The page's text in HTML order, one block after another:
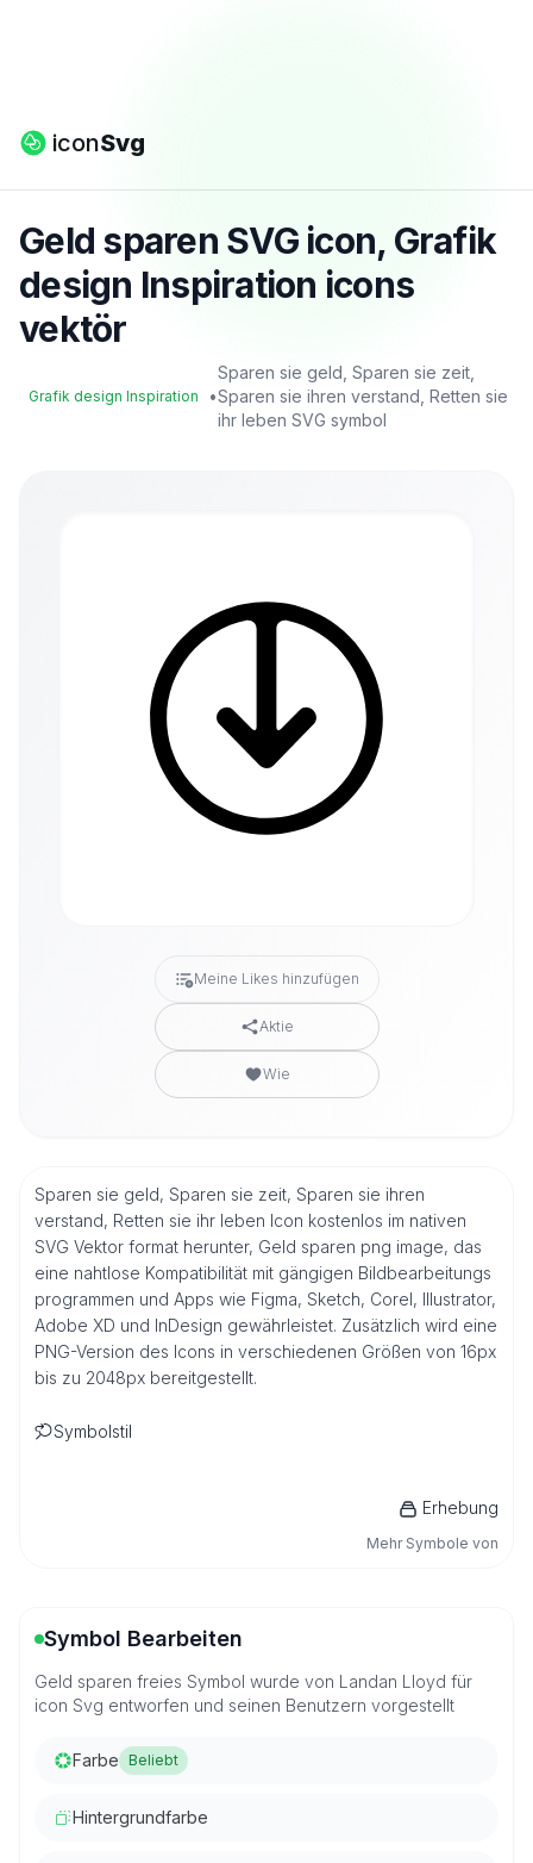
iconSvg
Geld sparen SVG icon, Grafik
design Inspiration icons
vektör
Grafik design Inspiration •
Sparen sie geld, Sparen sie zeit,
Sparen sie ihren verstand, Retten sie
ihr leben SVG symbol
Meine Likes hinzufügen
Aktie
Wie
Sparen sie geld, Sparen sie zeit, Sparen sie ihren
verstand, Retten sie ihr leben Icon kostenlos im nativen
SVG Vektor format herunter, Geld sparen png image, das
eine nahtlose Kompatibilität mit gängigen Bildbearbeitungs
programmen und Apps wie Figma, Sketch, Corel, Illustrator,
Adobe XD und InDesign gewährleistet. Zusätzlich wird eine
PNG-Version des Icons in verschiedenen Größen von 16px
bis zu 2048px bereitgestellt.
Symbolstil
Erhebung
Mehr Symbole von
Symbol Bearbeiten
Geld sparen freies Symbol wurde von Landan Lloyd für
icon Svg entworfen und seinen Benutzern vorgestellt
Farbe Beliebt
Hintergrundfarbe